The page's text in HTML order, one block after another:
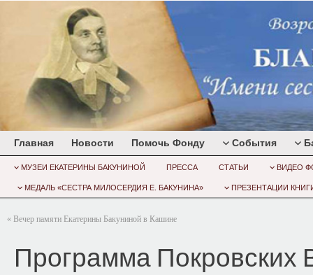
Главная Новости Помочь Фонду События
МУЗЕИ ЕКАТЕРИНЫ БАКУНИНОЙ ПРЕССА СТАТЬИ ВИДЕО
МЕДАЛЬ «СЕСТРА МИЛОСЕРДИЯ Е. БАКУНИНА» ПРЕЗЕНТАЦИИ
« Вечер памяти Екатерины Бакуниной в Кашине
Программа Покровских